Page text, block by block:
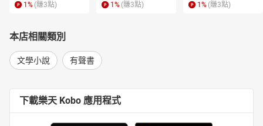
1 % (賺3點) 1 % (賺3點) 1 % (賺3點)
本店相關類別
文學小說 有聲書
下載樂天 Kobo 應用程式